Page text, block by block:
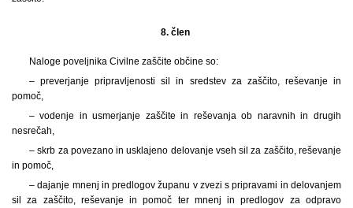
8. člen
Naloge poveljnika Civilne zaščite občine so:
– preverjanje pripravljenosti sil in sredstev za zaščito, reševanje in
pomoč,
– vodenje in usmerjanje zaščite in reševanja ob naravnih in drugih
nesrečah,
– skrb za povezano in usklajeno delovanje vseh sil za zaščito, reševanje
in pomoč,
– dajanje mnenj in predlogov županu v zvezi s pripravami in delovanjem
sil za zaščito, reševanje in pomoč ter mnenj in predlogov za odpravo